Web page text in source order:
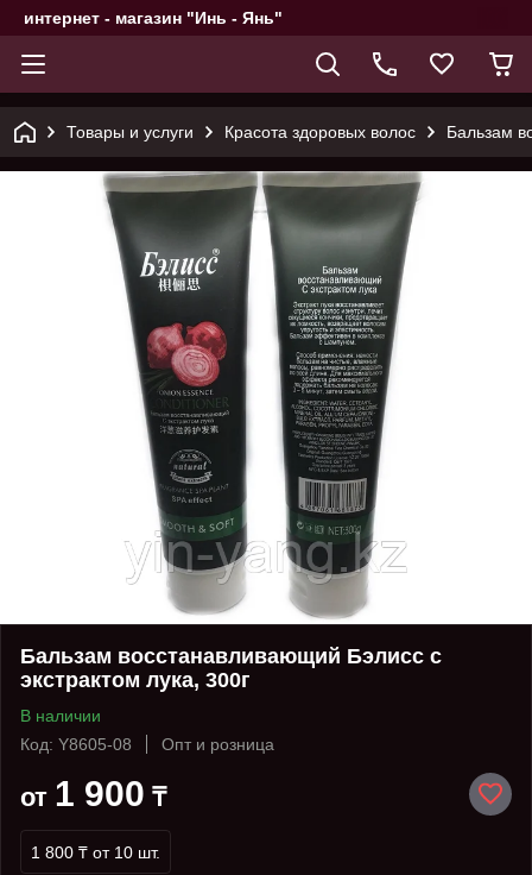
интернет - магазин "Инь - Янь"
Товары и услуги Красота здоровых волос Бальзам
Бальзам восстанавливающий Бэлисс с
экстрактом лука, 300г
В наличии
Код: Y8605-08
Опт и розница
от 1 900 ₸
1 800 ₸ от 10 шт.